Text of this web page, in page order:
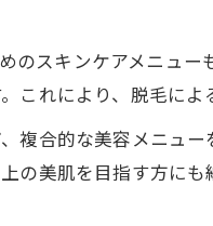
容成分配合施術で差が
を支える公式認定サロ
式認定サロンで受ける
信頼できる脱毛サロンの
のスキンケアメニュ
れにより、脱毛に
複合的な美容メニュ
美肌を目指す方にも